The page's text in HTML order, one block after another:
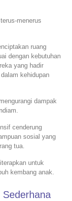
menerus
ruang
dengan kebutuhan
yang hadir
kehidupan
dampak
cenderung
sosial yang
tua.
untuk
kembang anak.